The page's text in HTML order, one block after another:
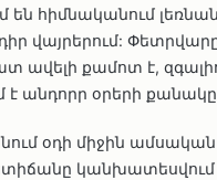
են հիմնականում
վայրերում:
ավելի քամոտ է,
է անդորր օրերի
օդի միջին ամսական
կանխատեսվում